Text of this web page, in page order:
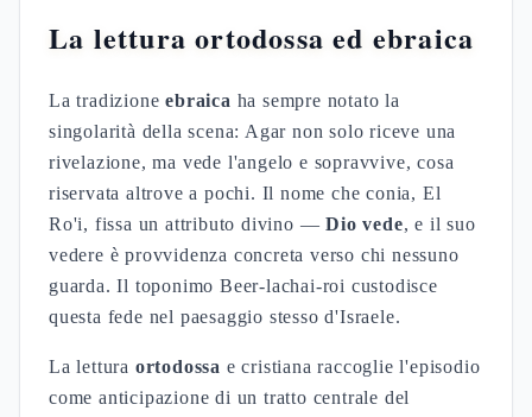
La lettura ortodossa ed ebraica
La tradizioneebraica ha sempre notato la
singolarità della scena: Agar non solo riceve una
rivelazione, ma vede l'angelo e sopravvive, cosa
riservata altrove a pochi. Il nome che conia, El
Ro'i, fissa un attributo divino —Dio vede, e il suo
vedere è provvidenza concreta verso chi nessuno
guarda. Il toponimo Beer-lachai-roi custodisce
questa fede nel paesaggio stesso d'Israele.
La lettura ortodossa e cristiana raccoglie l'episodio
come anticipazione di un tratto centrale del